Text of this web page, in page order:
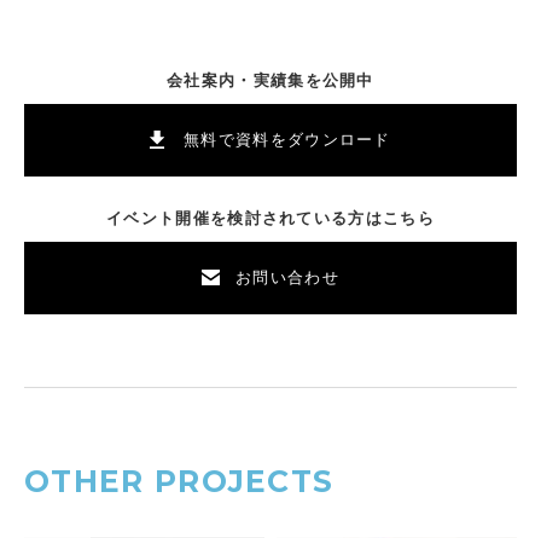
会社案内・実績集を公開中
無料で資料をダウンロード
イベント開催を検討されている方はこちら
お問い合わせ
OTHER PROJECTS